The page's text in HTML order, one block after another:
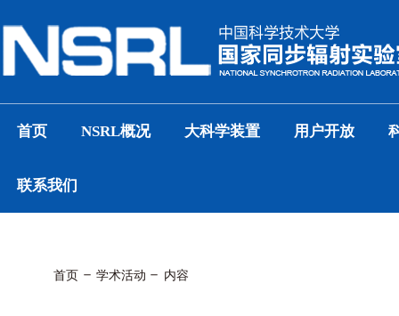
首页 NSRL概况 大科学装置 用户开放
联系我们
首页 学术活动 内容